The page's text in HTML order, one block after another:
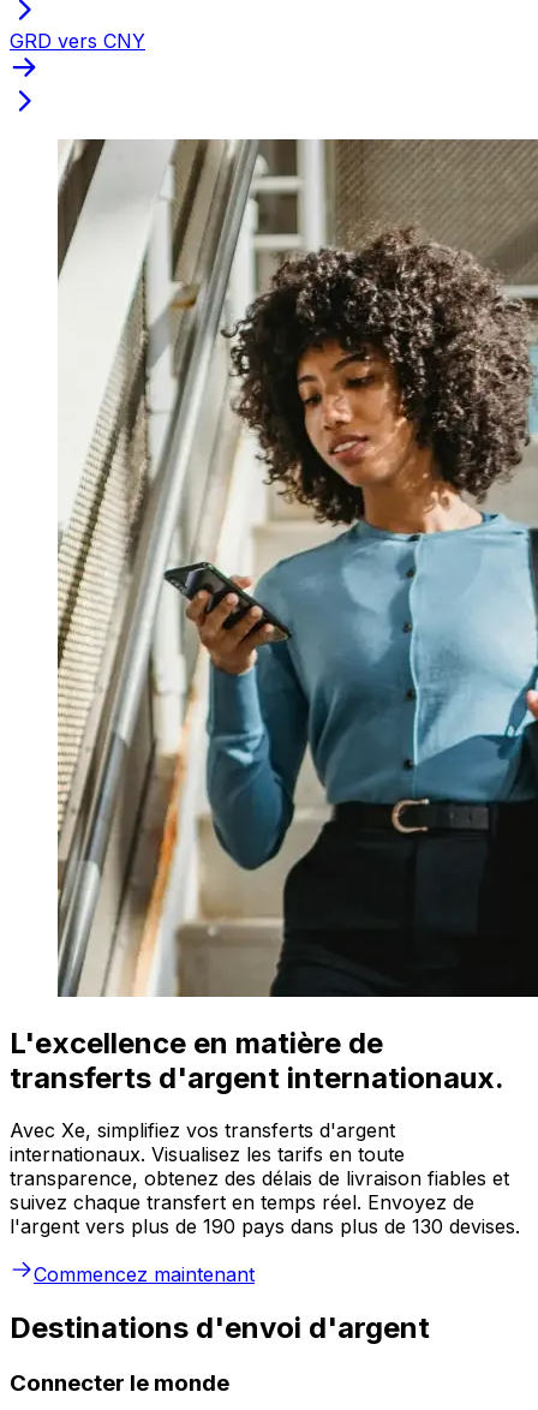
GRD vers CNY
L'excellence en matière de
transferts d'argent internationaux.
Avec Xe, simplifiez vos transferts d'argent
internationaux. Visualisez les tarifs en toute
transparence, obtenez des délais de livraison fiables et
suivez chaque transfert en temps réel. Envoyez de
l'argent vers plus de 190 pays dans plus de 130 devises.
Commencez maintenant
Destinations d'envoi d'argent
Connecter le monde